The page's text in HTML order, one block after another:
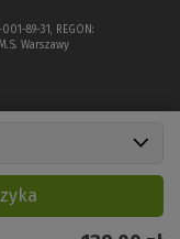
89-31, REGON:
Warszawy
o.o.